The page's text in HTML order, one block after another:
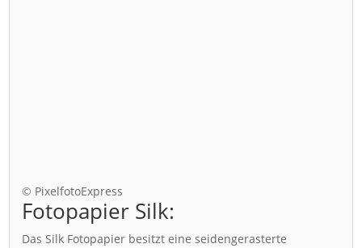
© PixelfotoExpress
Fotopapier Silk:
Das Silk Fotopapier besitzt eine seidengerasterte